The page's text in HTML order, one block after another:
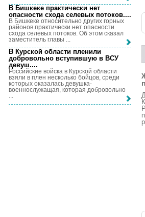
В Бишкеке практически нет
опасности схода селевых потоков....
В Бишкеке относительно других горных
районов практически нет опасности
схода селевых потоков. Об этом сказал
заместитель главы ...
В Курской области пленили
добровольно вступившую в ВСУ
девуш....
Российские войска в Курской области
взяли в плен несколько бойцов, среди
которых оказалась девушка-
военнослужащая, которая добровольно
...